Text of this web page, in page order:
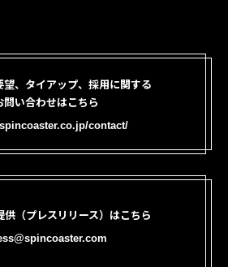
望、タイアップ、採用に関する
問い合わせはこちら
contact/
供（プレスリリース）はこちら